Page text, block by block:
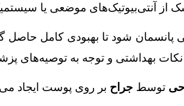
آنتی‌بیوتیک‌های موضعی یا
پانسمان شود تا بهبودی کامل
بهداشتی و توجه به توصیه‌های پزشک
توسط جراح بر روی پوست ایجاد